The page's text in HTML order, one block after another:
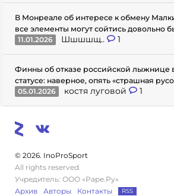
В Монреале об интересе к обмену
все элементы могут сойтись довольно
11.01.2026
Шшшшщ.. 1
Финны об отказе российской лыжнице
статусе: наверное, опять «страшная
05.01.2026
костя луговой 1
© 2026. InoProSport
All rights reserved.
Учредитель: ООО «Раре.Ру»
Архив
Авторы Контакты RSS